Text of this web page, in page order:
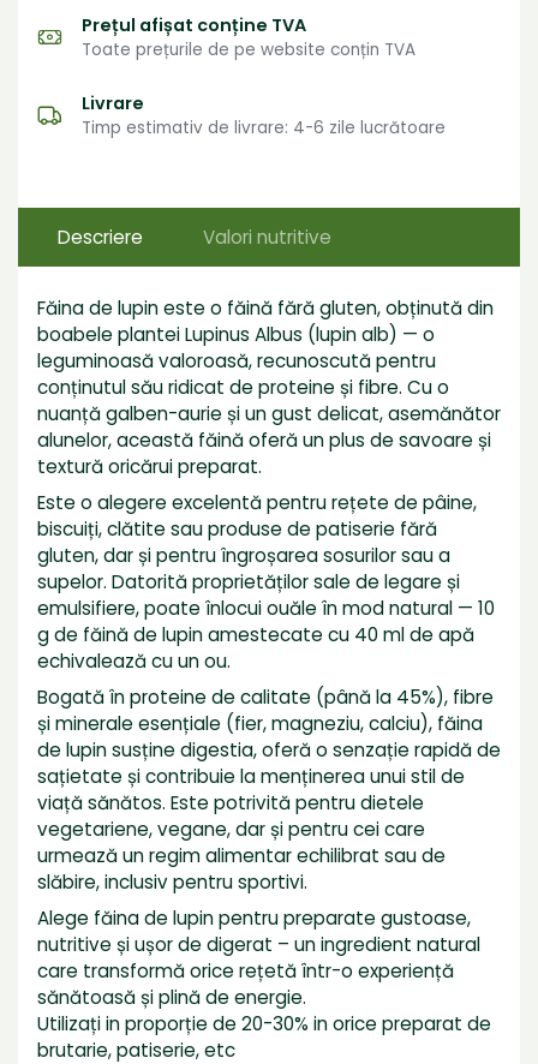
Prețul afișat conține TVA
Toate prețurile de pe website conțin TVA
Livrare
Timp estimativ de livrare: 4-6 zile lucrătoare
Descriere Valori nutritive
Făina de lupin este o făină fără gluten, obținută din
boabele plantei Lupinus Albus (lupin alb) — o
leguminoasă valoroasă, recunoscută pentru
conținutul său ridicat de proteine și fibre. Cu o
nuanță galben-aurie și un gust delicat, asemănător
alunelor, această făină oferă un plus de savoare și
textură oricărui preparat.
Este o alegere excelentă pentru rețete de pâine,
biscuiți, clătite sau produse de patiserie fără
gluten, dar și pentru îngroșarea sosurilor sau a
supelor. Datorită proprietăților sale de legare și
emulsifiere, poate înlocui ouăle în mod natural — 10
g de făină de lupin amestecate cu 40 ml de apă
echivalează cu un ou.
Bogată în proteine de calitate (până la 45%), fibre
și minerale esențiale (fier, magneziu, calciu), făina
de lupin susține digestia, oferă o senzație rapidă de
sațietate și contribuie la menținerea unui stil de
viață sănătos. Este potrivită pentru dietele
vegetariene, vegane, dar și pentru cei care
urmează un regim alimentar echilibrat sau de
slăbire, inclusiv pentru sportivi.
Alege făina de lupin pentru preparate gustoase,
nutritive și ușor de digerat – un ingredient natural
care transformă orice rețetă într-o experiență
sănătoasă și plină de energie.
Utilizați in proporție de 20-30% in orice preparat de
brutarie, patiserie, etc